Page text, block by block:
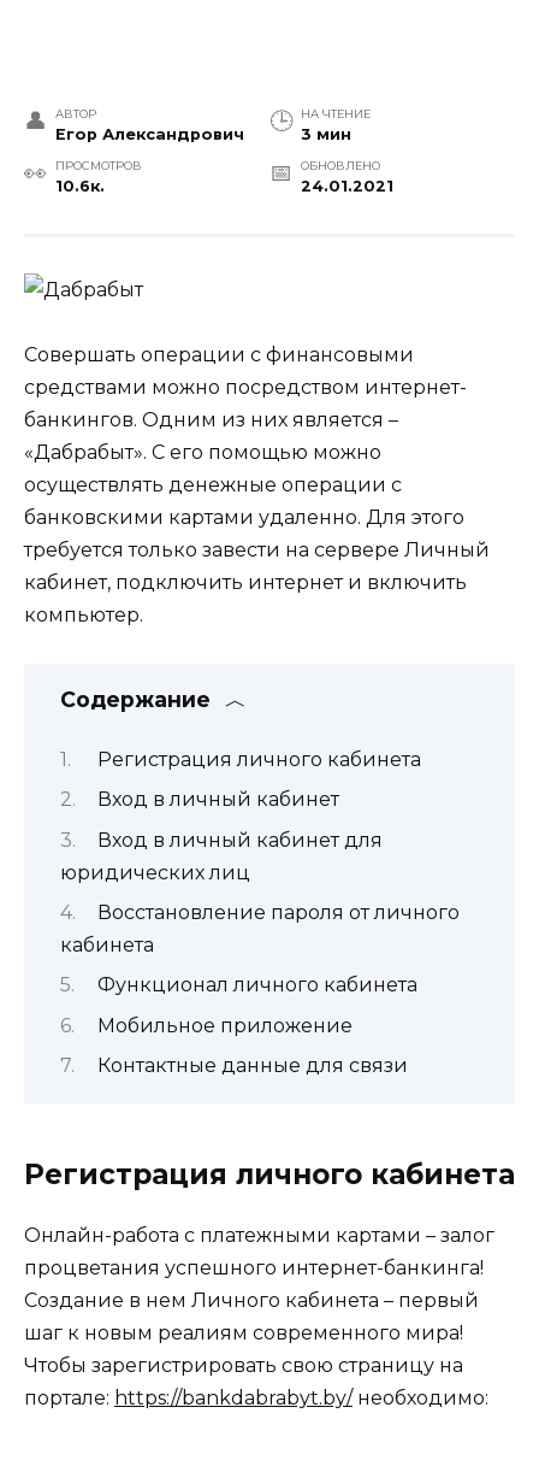
АВТОР
Егор Александрович
НА ЧТЕНИЕ
3 мин
ПРОСМОТРОВ
10.6к.
ОБНОВЛЕНО
24.01.2021
Совершать операции с финансовыми
средствами можно посредством интернет-
банкингов. Одним из них является –
«Дабрабыт». С его помощью можно
осуществлять денежные операции с
банковскими картами удаленно. Для этого
требуется только завести на сервере Личный
кабинет, подключить интернет и включить
компьютер.
Содержание
Регистрация личного кабинета
Вход в личный кабинет
Вход в личный кабинет для
юридических лиц
Восстановление пароля от личного
кабинета
Функционал личного кабинета
Мобильное приложение
Контактные данные для связи
Регистрация личного кабинета
Онлайн-работа с платежными картами – залог
процветания успешного интернет-банкинга!
Создание в нем Личного кабинета – первый
шаг к новым реалиям современного мира!
Чтобы зарегистрировать свою страницу на
портале: https://bankdabrabyt.by/необходимо: